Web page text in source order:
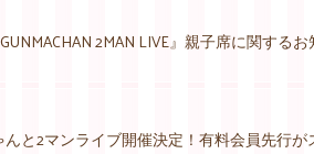
GUNMACHAN 2MAN LIVE』親子席に関する
と2マンライブ開催決定！有料会員先行が